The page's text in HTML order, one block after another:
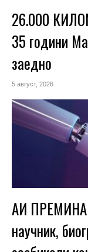
26.000
35 години
заедно
5 август, 2026
АИ
научник,